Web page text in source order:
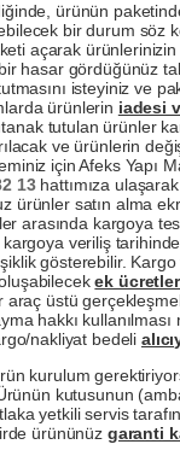
ürünün
bir durum söz
açarak
hasar gördüğünüz
isteyiniz ve
ürünlerin iadesi
tutulan ürünler
ve ürünlerin
için Afeks Yapı
13hattımıza
ürünler satın alma
arasında kargoya
veriliş
gösterebilir. Kargo
ek
araç üstü
hakkı
nakliyat bedeli
kurulum
kutusunun
yetkili servis
ürününüz garanti